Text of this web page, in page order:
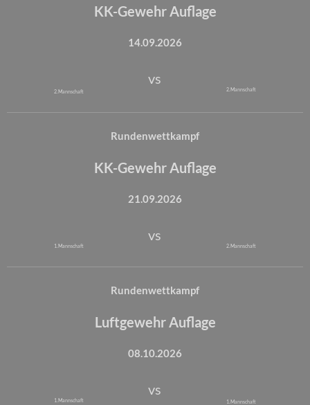
KK-Gewehr Auflage
14.09.2026
2. Mannschaft
vs
2. Mannschaft
Rundenwettkampf
KK-Gewehr Auflage
21.09.2026
1. Mannschaft
vs
2. Mannschaft
Rundenwettkampf
Luftgewehr Auflage
08.10.2026
1. Mannschaft
vs
1. Mannschaft